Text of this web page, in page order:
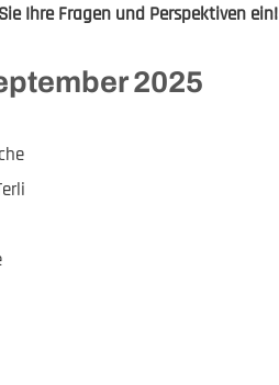
Ihre Fragen und Perspektiven ein!
2025